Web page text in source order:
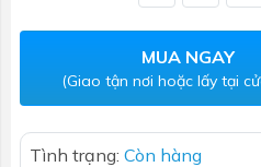
MUA NGAY
(Giao tận nơi hoặc lấy tại
Tình trạng: Còn hàng